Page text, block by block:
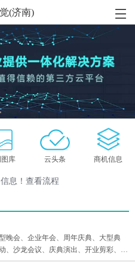
(济南)
库 云头条 商机信息
息！查看流程
晚会、企业年会、周年庆典、大型典
、沙龙会议、庆典演出、开业剪彩、新
路演、展会、户外拓展、婚庆，礼仪模